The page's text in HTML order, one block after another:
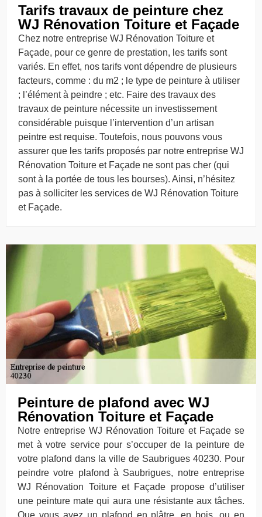
Tarifs travaux de peinture chez
WJ Rénovation Toiture et Façade
Chez notre entreprise WJ Rénovation Toiture et
Façade, pour ce genre de prestation, les tarifs sont
variés. En effet, nos tarifs vont dépendre de plusieurs
facteurs, comme : du m2 ; le type de peinture à utiliser
; l’élément à peindre ; etc. Faire des travaux des
travaux de peinture nécessite un investissement
considérable puisque l’intervention d’un artisan
peintre est requise. Toutefois, nous pouvons vous
assurer que les tarifs proposés par notre entreprise WJ
Rénovation Toiture et Façade ne sont pas cher (qui
sont à la portée de tous les bourses). Ainsi, n’hésitez
pas à solliciter les services de WJ Rénovation Toiture
et Façade.
Peinture de plafond avec WJ
Rénovation Toiture et Façade
Notre entreprise WJ Rénovation Toiture et Façade se
met à votre service pour s’occuper de la peinture de
votre plafond dans la ville de Saubrigues 40230. Pour
peindre votre plafond à Saubrigues, notre entreprise
WJ Rénovation Toiture et Façade propose d’utiliser
une peinture mate qui aura une résistante aux tâches.
Que vous ayez un plafond en plâtre, en bois, ou en